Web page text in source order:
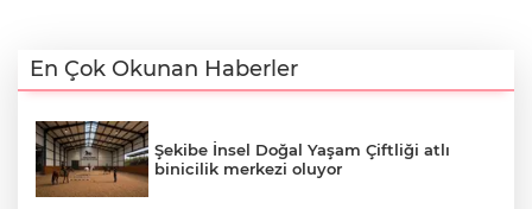
En Çok Okunan Haberler
Şekibe İnsel Doğal Yaşam Çiftliği atlı
binicilik merkezi oluyor